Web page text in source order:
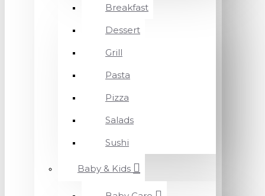
Breakfast
Dessert
Grill
Pasta
Pizza
Salads
Sushi
Baby & Kids